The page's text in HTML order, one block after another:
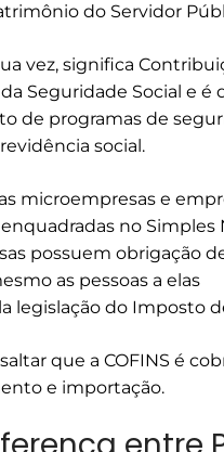
do Servidor
vez, significa
Seguridade Social e é
de programas de
social.
microempresas e
no Simples
possuem obrigação
as pessoas a elas
legislação do Imposto
que a COFINS é
e importação.